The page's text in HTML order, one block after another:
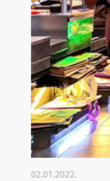
02.01.2022.